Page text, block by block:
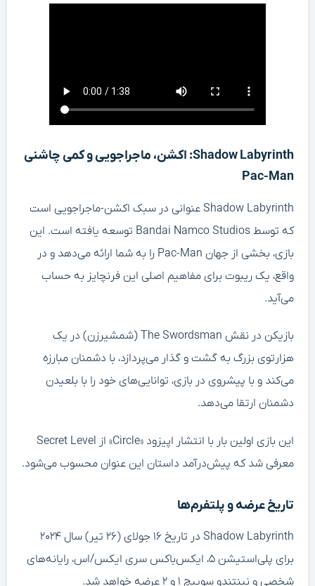
Shadow Labyrinth: اکشن، ماجراجویی و کمی چاشنی
Pac-Man
Shadow Labyrinth عنوانی در سبک اکشن-ماجراجویی است
که توسط Bandai Namco Studios توسعه یافته است. این
بازی، بخشی از جهان Pac-Man را به شما ارائه می‌دهد و در
واقع، یک ریبوت برای مفاهیم اصلی این فرنچایز به حساب
می‌آید.
بازیکن در نقش The Swordsman (شمشیرزن) در یک
هزارتوی بزرگ به گشت و گذار می‌پردازد، با دشمنان مبارزه
می‌کند و با پیشروی در بازی، توانایی‌های خود را با بلعیدن
دشمنان ارتقا می‌دهد.
این بازی اولین بار با انتشار اپیزود «Circle» از Secret Level
معرفی شد که پیش‌درآمد داستان این عنوان محسوب می‌شود.
تاریخ عرضه و پلتفرم‌ها
Shadow Labyrinth در تاریخ ۱۶ جولای (۲۶ تیر) سال ۲۰۲۴
برای پلی‌استیشن ۵، ایکس‌باکس سری ایکس/اس، رایانه‌های
شخصی و نینتندو سوییچ ۱ و ۲ عرضه خواهد شد.